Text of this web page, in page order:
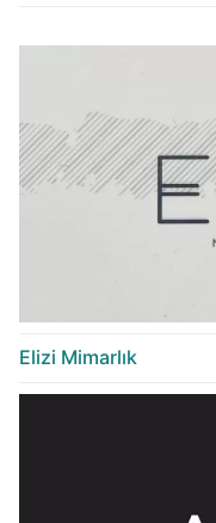
Elizi Mimarlık